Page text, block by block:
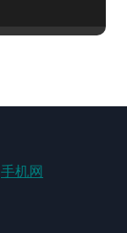
手机网